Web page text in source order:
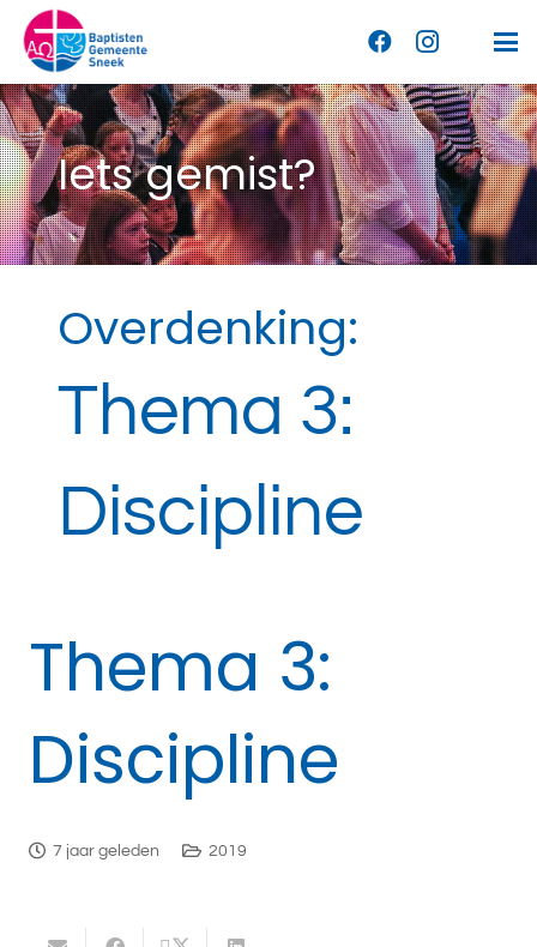
Iets gemist?
Overdenking:
Thema 3:
Discipline
Thema 3:
Discipline
7 jaar geleden 2019